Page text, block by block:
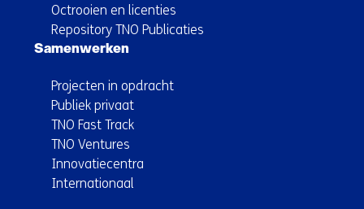
Octrooien en licenties
Repository TNO Publicaties
Samenwerken
Projecten in opdracht
Publiek privaat
TNO Fast Track
TNO Ventures
Innovatiecentra
Internationaal